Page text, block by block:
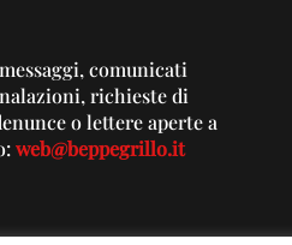
comunicati
richieste di
o lettere aperte a
web@beppegrillo.it